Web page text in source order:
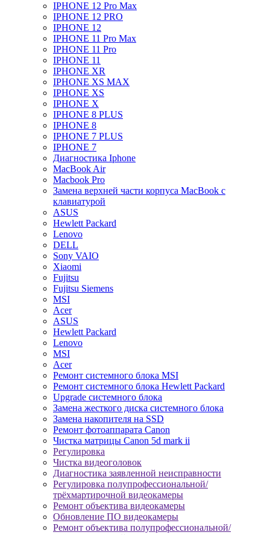
IPHONE 12 Pro Max
IPHONE 12 PRO
IPHONE 12
IPHONE 11 Pro Max
IPHONE 11 Pro
IPHONE 11
IPHONE XR
IPHONE XS MAX
IPHONE XS
IPHONE X
IPHONE 8 PLUS
IPHONE 8
IPHONE 7 PLUS
IPHONE 7
Диагностика Iphone
MacBook Air
Macbook Pro
Замена верхней части корпуса MacBook с
клавиатурой
ASUS
Hewlett Packard
Lenovo
DELL
Sony VAIO
Xiaomi
Fujitsu
Fujitsu Siemens
MSI
Acer
ASUS
Hewlett Packard
Lenovo
MSI
Acer
Ремонт системного блока MSI
Ремонт системного блока Hewlett Packard
Upgrade системного блока
Замена жесткого диска системного блока
Замена накопителя на SSD
Ремонт фотоаппарата Canon
Чистка матрицы Canon 5d mark ii
Регулировка
Чистка видеоголовок
Диагностика заявленной неисправности
Регулировка полупрофессиональной/
трёхмартирочной видеокамеры
Ремонт объектива видеокамеры
Обновление ПО видеокамеры
Ремонт объектива полупрофессиональной/